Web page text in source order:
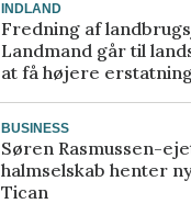
INDLAND
Fredning af
Landmand går til
at få højere
BUSINESS
Søren Rasmussen-
halmselskab henter
Tican